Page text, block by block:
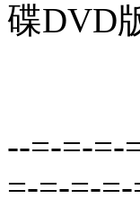
碟DVD
--=-=-=-
=-=-=-